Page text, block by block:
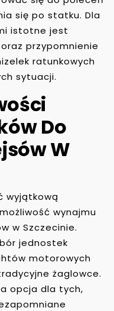
się po statku. Dla
istotne jest
przypomnienie
ratunkowych
sytuacji.
Do
W
wyjątkową
wynajmu
w Szczecinie.
jednostek
motorowych
żaglowce.
opcja dla tych,